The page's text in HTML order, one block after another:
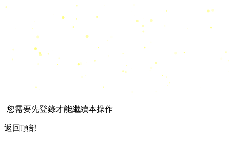
您需要先登錄才能繼續本操作
返回頂部